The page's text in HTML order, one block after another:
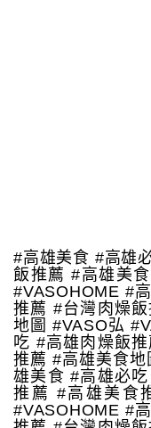
#高雄美食 #高雄
飯推薦 #高雄美
#VASOHOME #
推薦 #台灣肉燥
地圖 #VASO弘
吃 #高雄肉燥飯
推薦 #高雄美食
雄美食 #高雄必
推薦 #高雄美食
#VASOHOME #